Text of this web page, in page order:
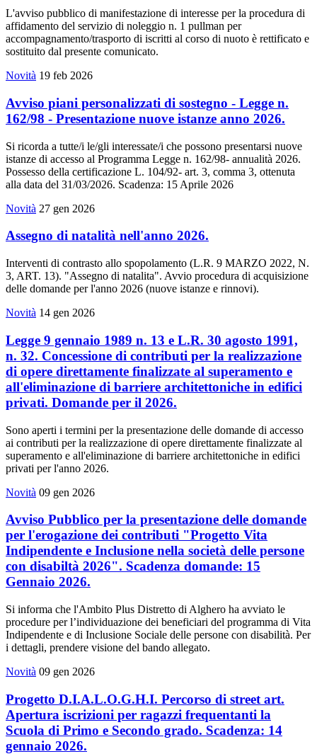
L'avviso pubblico di manifestazione di interesse per la procedura di
affidamento del servizio di noleggio n. 1 pullman per
accompagnamento/trasporto di iscritti al corso di nuoto è rettificato e
sostituito dal presente comunicato.
Novità 19 feb 2026
Avviso piani personalizzati di sostegno - Legge n.
162/98 - Presentazione nuove istanze anno 2026.
Si ricorda a tutte/i le/gli interessate/i che possono presentarsi nuove
istanze di accesso al Programma Legge n. 162/98- annualità 2026.
Possesso della certificazione L. 104/92- art. 3, comma 3, ottenuta
alla data del 31/03/2026. Scadenza: 15 Aprile 2026
Novità 27 gen 2026
Assegno di natalità nell'anno 2026.
Interventi di contrasto allo spopolamento (L.R. 9 MARZO 2022, N.
3, ART. 13). "Assegno di natalita". Avvio procedura di acquisizione
delle domande per l'anno 2026 (nuove istanze e rinnovi).
Novità 14 gen 2026
Legge 9 gennaio 1989 n. 13 e L.R. 30 agosto 1991,
n. 32. Concessione di contributi per la realizzazione
di opere direttamente finalizzate al superamento e
all'eliminazione di barriere architettoniche in edifici
privati. Domande per il 2026.
Sono aperti i termini per la presentazione delle domande di accesso
ai contributi per la realizzazione di opere direttamente finalizzate al
superamento e all'eliminazione di barriere architettoniche in edifici
privati per l'anno 2026.
Novità 09 gen 2026
Avviso Pubblico per la presentazione delle domande
per l'erogazione dei contributi "Progetto Vita
Indipendente e Inclusione nella società delle persone
con disabiltà 2026". Scadenza domande: 15
Gennaio 2026.
Si informa che l'Ambito Plus Distretto di Alghero ha avviato le
procedure per l’individuazione dei beneficiari del programma di Vita
Indipendente e di Inclusione Sociale delle persone con disabilità. Per
i dettagli, prendere visione del bando allegato.
Novità 09 gen 2026
Progetto D.I.A.L.O.G.H.I. Percorso di street art.
Apertura iscrizioni per ragazzi frequentanti la
Scuola di Primo e Secondo grado. Scadenza: 14
gennaio 2026.